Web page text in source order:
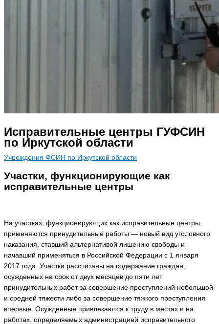
Исправительные центры ГУФСИН
по Иркутской области
Учреждения ФСИН по Иркутской области
Участки, функционирующие как
исправительные центры
На участках, функционирующих как исправительные центры,
применяются принудительные работы — новый вид уголовного
наказания, ставший альтернативой лишению свободы и
начавший применяться в Российской Федерации с 1 января
2017 года. Участки рассчитаны на содержание граждан,
осужденных на срок от двух месяцев до пяти лет
принудительных работ за совершение преступлений небольшой
и средней тяжести либо за совершение тяжкого преступления
впервые. Осужденные привлекаются к труду в местах и на
работах, определяемых администрацией исправительного